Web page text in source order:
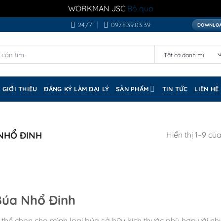
WORKMAN JSC Bỏ qua
24/7 0978.39.03.39
GIỚI THIỆU ĐĂNG KÝ LÀM ĐẠI LÝ SẢN PHẨM TIN TỨC LIÊN HỆ
ĐINH Hiển thị 1–9
Nhổ Đinh